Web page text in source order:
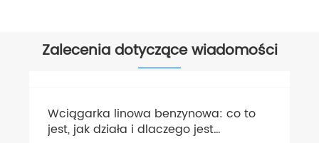
Zalecenia dotyczące wiadomości